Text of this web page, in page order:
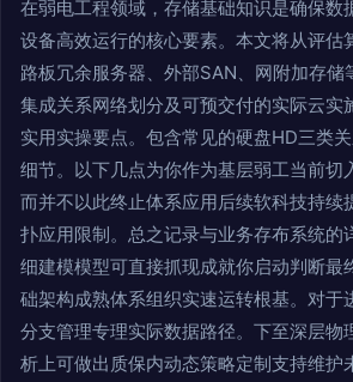
在弱电工程领域，存储基础知识是确保数
设备高效运行的核心要素。本文将从评估
路板冗余服务器、外部SAN、网附加存储
集成关系网络划分及可预交付的实际云实
实用实操要点。包含常见的硬盘HD三类
细节。以下几点为你作为基层弱工当前切
而并不以此终止体系应用后续软科技持续
扑应用限制。总之记录与业务存布系统的
细建模模型可直接抓现成就你启动判断最
础架构成熟体系组织实速运转根基。对于
分支管理专理实际数据路径。下至深层
析上可做出质保内动态策略定制支持维护